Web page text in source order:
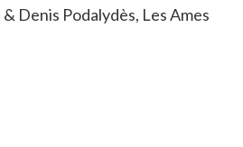
Denis Podalydès, Les Ames